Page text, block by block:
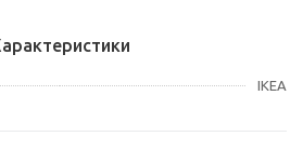
IKEA